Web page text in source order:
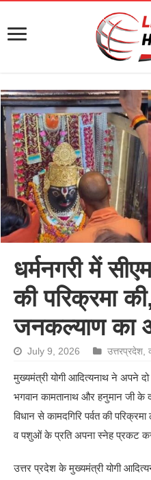
धर्मनगरी में
की परिक्रमा
जनकल्याण का
July 9, 2026 उत्तरप्रदेश ,
मुख्यमंत्री योगी आदित्यनाथ ने अपने
भगवान कामतानाथ और हनुमान जी के
विधान से कामदगिरि पर्वत की
व पशुओं के प्रति अपना स्नेह प्रकट
उत्तर प्रदेश के मुख्यमंत्री योगी